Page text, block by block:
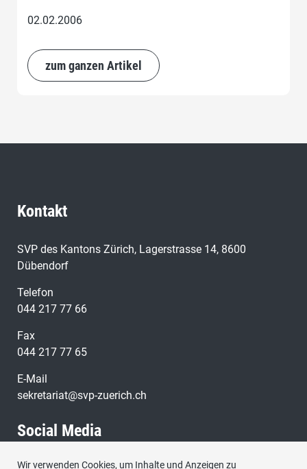
02.02.2006
zum ganzen Artikel
Kontakt
SVP des Kantons Zürich, Lagerstrasse 14, 8600
Dübendorf
Telefon
044 217 77 66
Fax
044 217 77 65
E-Mail
sekretariat@svp-zuerich.ch
Social Media
Wir verwenden Cookies, um Inhalte und Anzeigen zu